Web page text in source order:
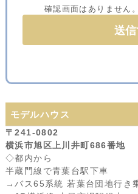
確認画面はありません
モデルハウス
〒241-0802
横浜市旭区上川井町686番地
◇都内から
半蔵門線で青葉台駅下車
→バス65系統 若葉台団地行き